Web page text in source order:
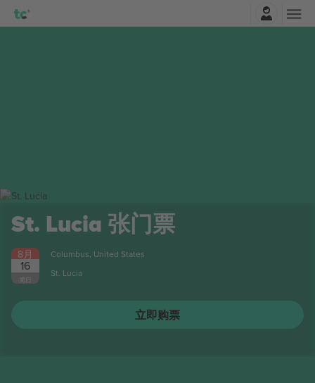
St. Lucia 张门票
8月
16
周日
Columbus, United States
St. Lucia
立即购票